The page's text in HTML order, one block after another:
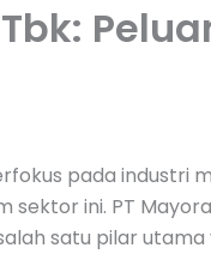
pada industri
ini. PT
satu pilar